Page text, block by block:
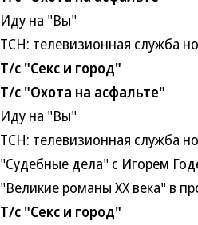
Иду на "Вы"
ТСН: телевизионная служба
Т/с "Секс и город"
Т/с "Охота на асфальте"
Иду на "Вы"
ТСН: телевизионная служба
"Судебные дела" с Игорем
"Великие романы ХХ века" в
Т/с "Секс и город"